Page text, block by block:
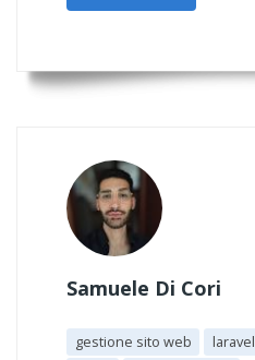
Samuele Di Cori
gestione sito web laravel